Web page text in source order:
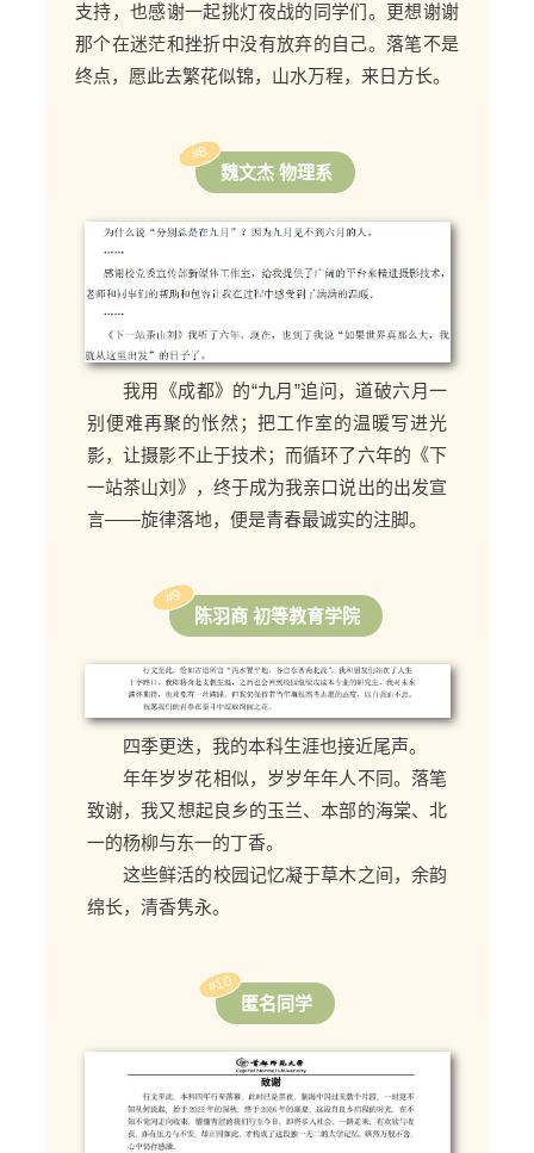
支持，也感谢一起挑灯夜战的同学们。更想谢谢
那个在迷茫和挫折中没有放弃的自己。落笔不是
终点，愿此去繁花似锦，山水万程，来日方长。
#8
魏文杰 物理系
我用《成都》的“九月”追问，道破六月一
别便难再聚的怅然；把工作室的温暖写进光
影，让摄影不止于技术；而循环了六年的《下
一站茶山刘》，终于成为我亲口说出的出发宣
言——旋律落地，便是青春最诚实的注脚。
#9
陈羽商 初等教育学院
四季更迭，我的本科生涯也接近尾声。
年年岁岁花相似，岁岁年年人不同。落笔
致谢，我又想起良乡的玉兰、本部的海棠、北
一的杨柳与东一的丁香。
这些鲜活的校园记忆凝于草木之间，余韵
绵长，清香隽永。
#10
匿名同学